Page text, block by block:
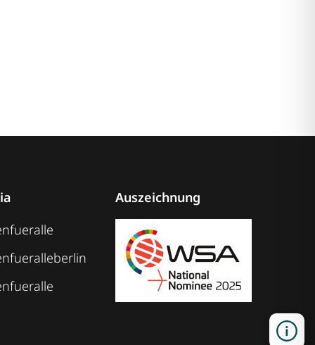
Auszeichnung